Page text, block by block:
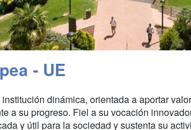
- UE
dinámica, orientada a aportar
a su progreso. Fiel a su vocación
y útil para la sociedad y sustenta su